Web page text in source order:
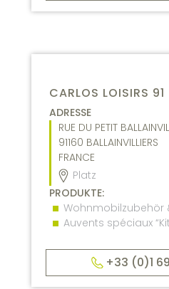
CARLOS LOISIRS 91
ADRESSE
RUE DU PETIT
91160 BALLAINVILLIERS
FRANCE
Platz
PRODUKTE:
Wohnmobilzubehör
Auvents spéciaux
+33 (0)1